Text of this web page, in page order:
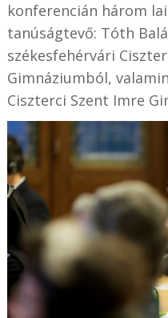
konferencián három
tanúságtevő: Tóth
székesfehérvári
Gimnáziumból,
Ciszterci Szent Imre